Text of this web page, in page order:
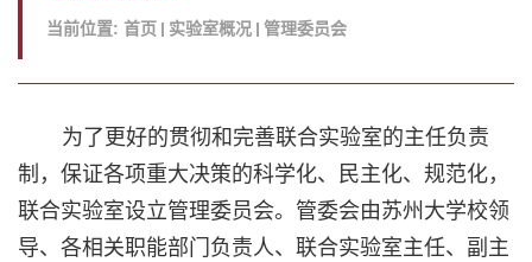
当前位置: 首页 实验室概况 管理委员会
为了更好的贯彻和完善联合实验室的主任负责
制，保证各项重大决策的科学化、民主化、规范化，
联合实验室设立管理委员会。管委会由苏州大学校领
导、各相关职能部门负责人、联合实验室主任、副主